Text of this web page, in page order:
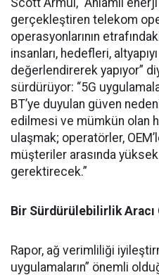
gerçekleştiren telekom
operasyonlarının
insanları, hedefleri,
değerlendirerek yapıyor”
sürdürüyor: “5G
BT’ye duyulan güven
edilmesi ve mümkün olan
ulaşmak; operatörler,
müşteriler arasında
gerektirecek.”
Bir Sürdürülebilirlik Aracı
Rapor, ağ verimliliği
uygulamaların” önemli